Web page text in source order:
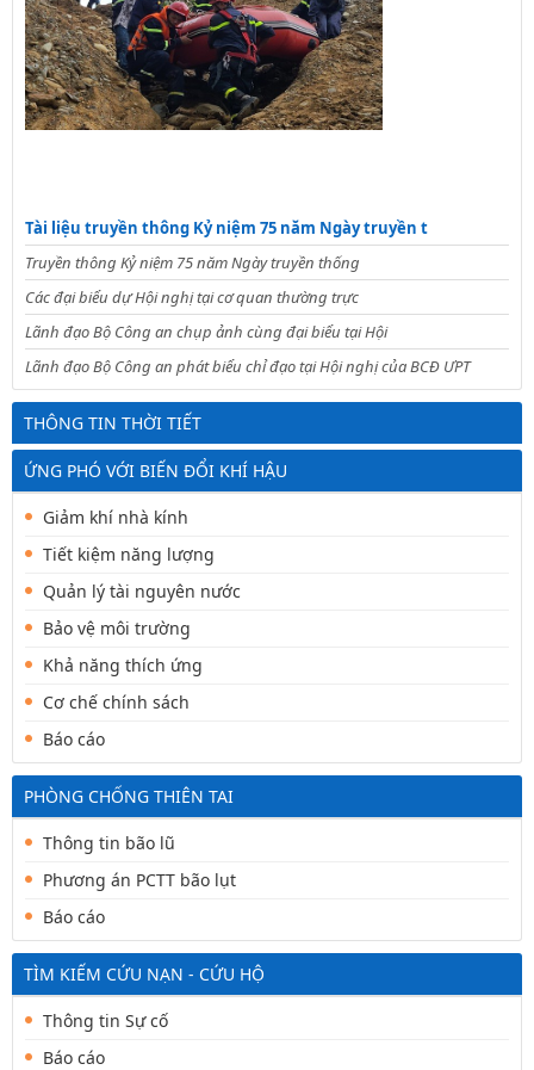
Tài liệu truyền thông Kỷ niệm 75 năm Ngày truyền t
Truyền thông Kỷ niệm 75 năm Ngày truyền thống
Các đại biểu dự Hội nghị tại cơ quan thường trực
Lãnh đạo Bộ Công an chụp ảnh cùng đại biểu tại Hội
Lãnh đạo Bộ Công an phát biểu chỉ đạo tại Hội nghị của BCĐ ƯPT
THÔNG TIN THỜI TIẾT
ỨNG PHÓ VỚI BIẾN ĐỔI KHÍ HẬU
Giảm khí nhà kính
Tiết kiệm năng lượng
Quản lý tài nguyên nước
Bảo vệ môi trường
Khả năng thích ứng
Cơ chế chính sách
Báo cáo
PHÒNG CHỐNG THIÊN TAI
Thông tin bão lũ
Phương án PCTT bão lụt
Báo cáo
TÌM KIẾM CỨU NẠN - CỨU HỘ
Thông tin Sự cố
Báo cáo